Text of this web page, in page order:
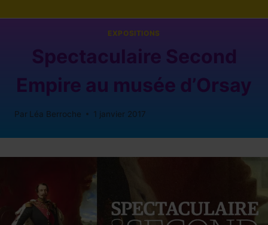
EXPOSITIONS
Empire au musée d’Orsay
Par Léa Berroche 1 janvier 2017